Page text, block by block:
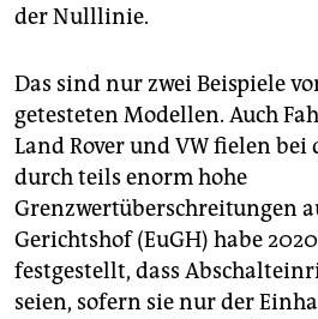
der Nulllinie.
Das sind nur zwei Beispiele
getesteten Modellen. Auch
Land Rover und VW fielen bei
durch teils enorm hohe
Grenzwertüberschreitungen
Gerichtshof (EuGH) habe
festgestellt, dass
seien, sofern sie nur der